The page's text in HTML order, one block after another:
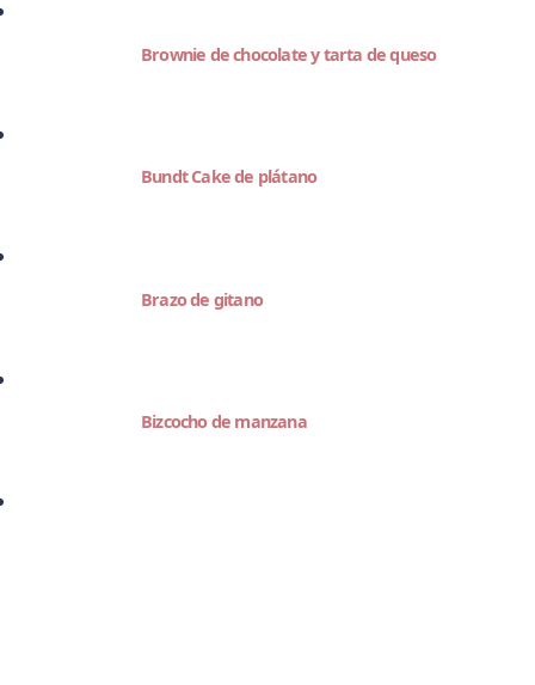
Brownie de chocolate y tarta de queso
Bundt Cake de plátano
Brazo de gitano
Bizcocho de manzana